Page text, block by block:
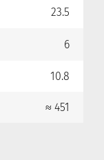
23.5
6
10.8
≈ 451